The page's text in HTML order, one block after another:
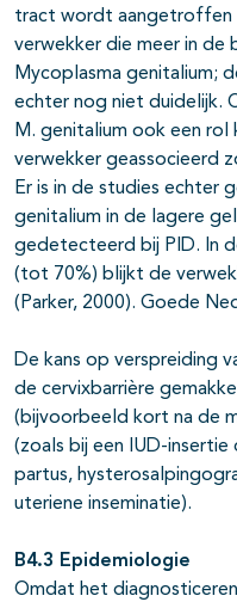
tract wordt aangetroffen
verwekker die meer in de
Mycoplasma genitalium;
echter nog niet duidelijk.
M. genitalium ook een rol
verwekker geassocieerd
Er is in de studies echter
genitalium in de lagere
gedetecteerd bij PID. In
(tot 70%) blijkt de
(Parker, 2000). Goede
De kans op verspreiding
de cervixbarrière
(bijvoorbeeld kort na de
(zoals bij een IUD-
partus,
uteriene inseminatie).
B4.3 Epidemiologie
Omdat het